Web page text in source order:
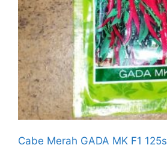
Cabe Merah GADA MK F1 125s